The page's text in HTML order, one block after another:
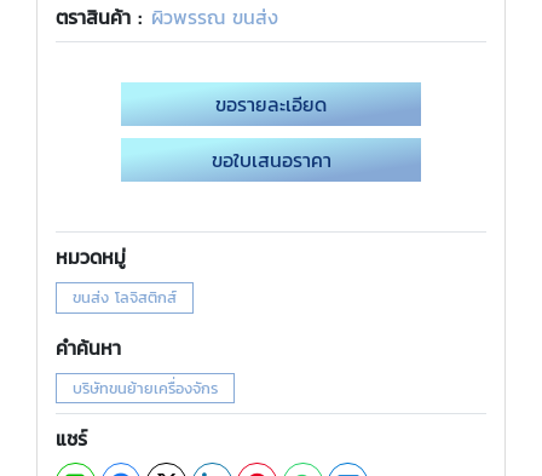
ตราสินค้า : ผิวพรรณ ขนส่ง
ขอรายละเอียด
ขอใบเสนอราคา
หมวดหมู่
ขนส่ง โลจิสติกส์
คำค้นหา
บริษัทขนย้ายเครื่องจักร
แชร์